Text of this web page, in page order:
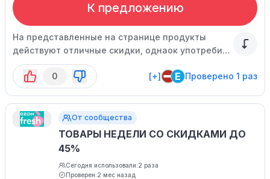
К предложению
На представленные на странице продукты
действуют отличные скидки, однаок употребить
или приготовить их необходимо как можно
скорее.
0 [+] E Проверено 1 раз
От сообщества
ТОВАРЫ НЕДЕЛИ СО СКИДКАМИ ДО
45%
Сегодня использовали:2 раза
Проверен:2 мес назад